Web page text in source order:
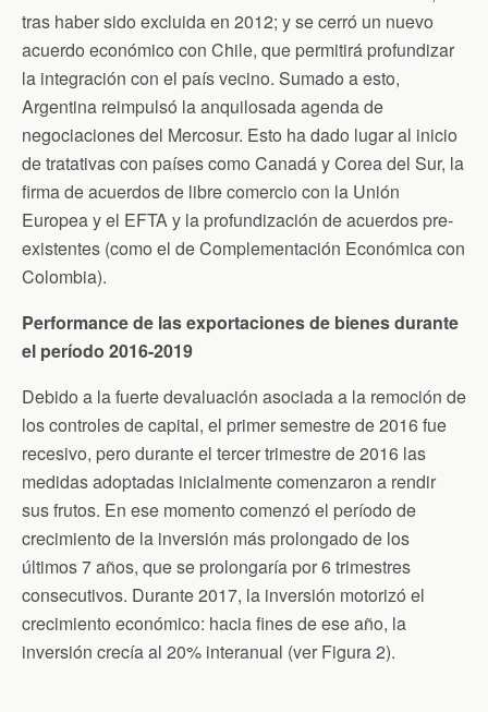
tras haber sido excluida en 2012; y se cerró un nuevo
acuerdo económico con Chile, que permitirá profundizar
la integración con el país vecino. Sumado a esto,
Argentina reimpulsó la anquilosada agenda de
negociaciones del Mercosur. Esto ha dado lugar al inicio
de tratativas con países como Canadá y Corea del Sur, la
firma de acuerdos de libre comercio con la Unión
Europea y el EFTA y la profundización de acuerdos pre-
existentes (como el de Complementación Económica con
Colombia).
Performance de las exportaciones de bienes durante
el período 2016-2019
Debido a la fuerte devaluación asociada a la remoción de
los controles de capital, el primer semestre de 2016 fue
recesivo, pero durante el tercer trimestre de 2016 las
medidas adoptadas inicialmente comenzaron a rendir
sus frutos. En ese momento comenzó el período de
crecimiento de la inversión más prolongado de los
últimos 7 años, que se prolongaría por 6 trimestres
consecutivos. Durante 2017, la inversión motorizó el
crecimiento económico: hacia fines de ese año, la
inversión crecía al 20% interanual (ver Figura 2).